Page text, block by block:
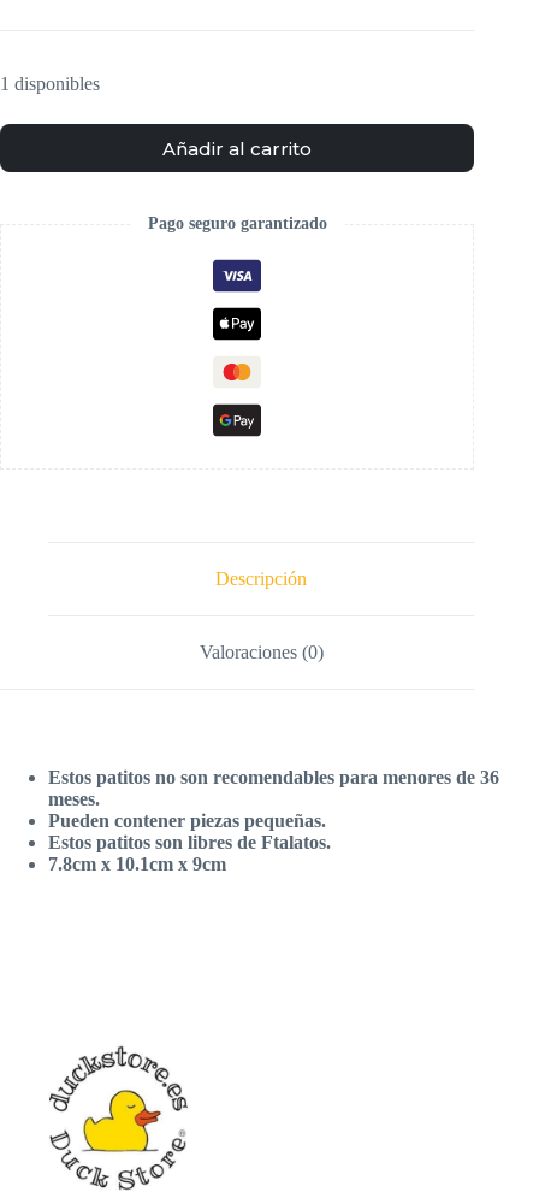
1 disponibles
Añadir al carrito
Pago seguro garantizado
Descripción
Valoraciones (0)
Estos patitos no son recomendables para menores de 36
meses.
Pueden contener piezas pequeñas.
Estos patitos son libres de Ftalatos.
7.8cm x 10.1cm x 9cm